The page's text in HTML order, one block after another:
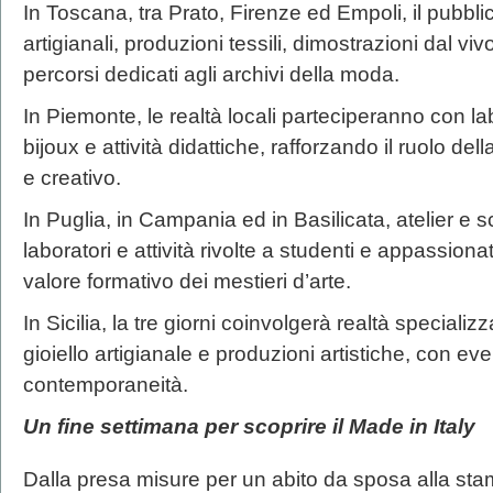
In Toscana, tra Prato, Firenze ed Empoli, il
artigianali, produzioni tessili, dimostrazioni dal
percorsi dedicati agli archivi della moda.
In Piemonte, le realtà locali parteciperanno con
bijoux e attività didattiche, rafforzando il ruolo
e creativo.
In Puglia, in Campania ed in Basilicata, atelier e
laboratori e attività rivolte a studenti e
valore formativo dei mestieri d’arte.
In Sicilia, la tre giorni coinvolgerà realtà
gioiello artigianale e produzioni artistiche, con
contemporaneità.
Un fine settimana per scoprire il Made in Italy
Dalla presa misure per un abito da sposa alla